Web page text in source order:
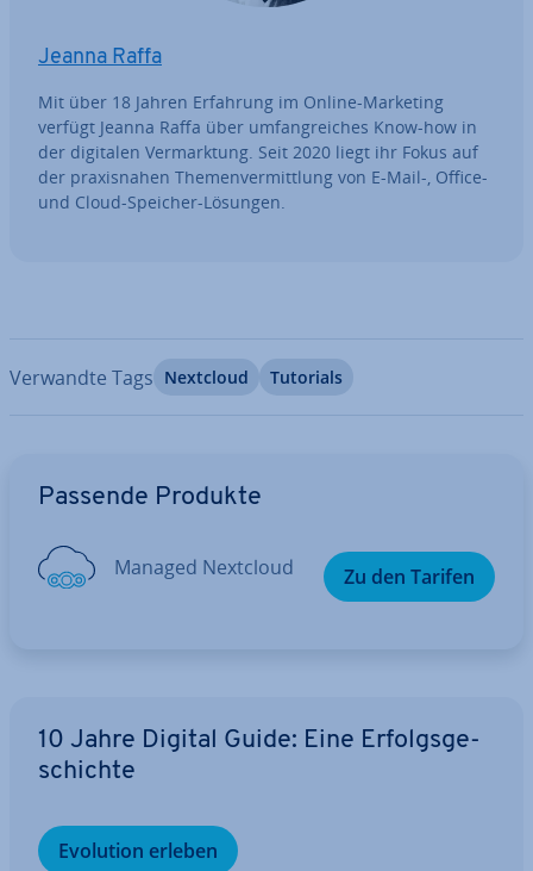
Jeanna Raffa
Mit über 18 Jahren Erfahrung im Online-Marketing
verfügt Jeanna Raffa über um­fang­rei­ches Know-how in
der digitalen Ver­mark­tung. Seit 2020 liegt ihr Fokus auf
der pra­xis­na­hen The­men­ver­mitt­lung von E-Mail-, Office-
und Cloud-Speicher-Lösungen.
Verwandte Tags Nextcloud Tutorials
Passende Produkte
Managed Nextcloud Zu den Tarifen
10 Jahre Digital Guide: Eine Er­folgs­ge­
schich­te
Evolution erleben